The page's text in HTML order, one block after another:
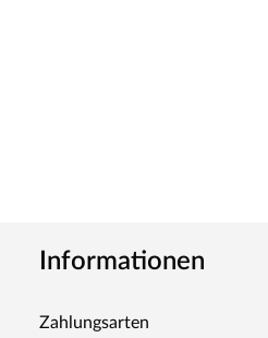
Informationen
Zahlungsarten